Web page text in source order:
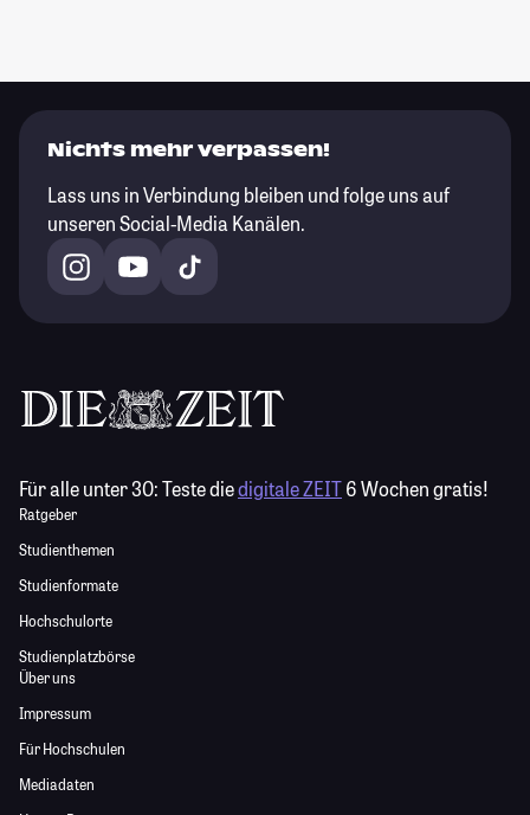
Nichts mehr verpassen!
Lass uns in Verbindung bleiben und folge uns auf
unseren Social-Media Kanälen.
Für alle unter 30:Teste diedigitale ZEIT6 Wochen gratis!
Ratgeber
Studienthemen
Studienformate
Hochschulorte
Studienplatzbörse
Über uns
Impressum
Für Hochschulen
Mediadaten